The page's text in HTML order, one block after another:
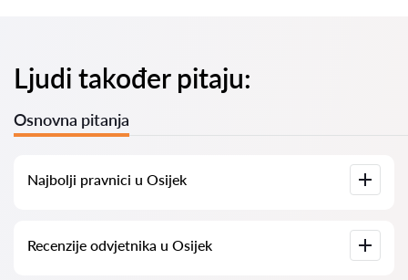
Ljudi također pitaju:
Osnovna pitanja
Najbolji pravnici u Osijek
informacijama. Cijene, recenzije, telefonski brojevi i adrese.
Recenzije odvjetnika u Osijek